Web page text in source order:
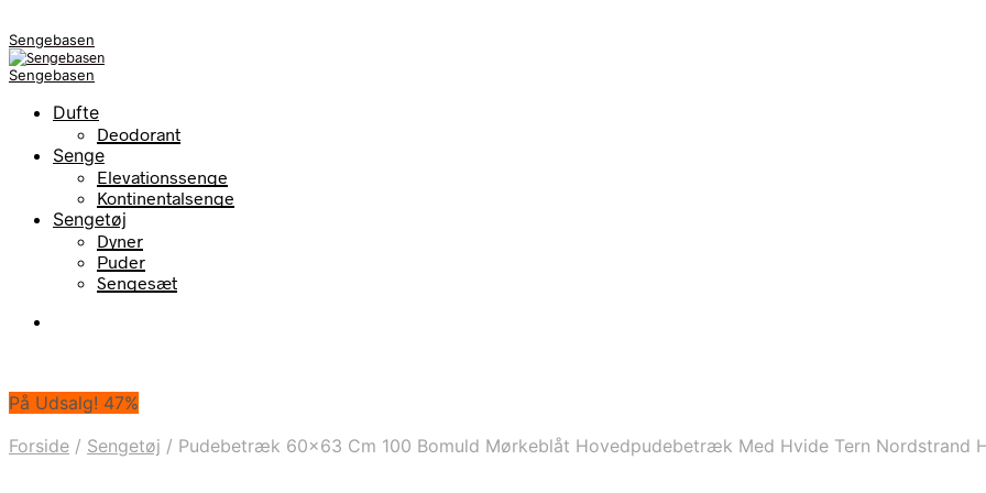
Sengebasen
Sengebasen
Dufte
Deodorant
Senge
Elevationssenge
Kontinentalsenge
Sengetøj
Dyner
Puder
Sengesæt
På Udsalg! 47%
Forside / Sengetøj / Pudebetræk 60×63 Cm 100 Bomuld Mørkeblåt Hovedpudebetræk Med Hvide Tern Nordstrand